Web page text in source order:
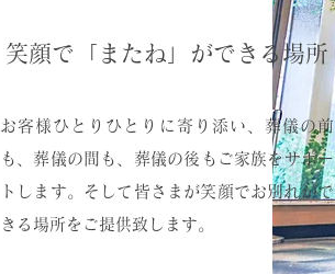
笑顔で「またね」ができる場所
お客様ひとりひとりに寄り添い、葬儀の前
も、葬儀の間も、葬儀の後もご家族をサポー
トします。そして皆さまが​笑顔でお別れがで
きる場所をご提供致します。